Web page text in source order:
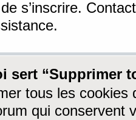
s’inscrire.
sert “Supprimer
tous les cookies
qui conservent